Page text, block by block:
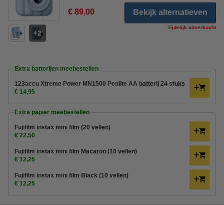
2
€ 89,00 Bekijk alternatieven
Tijdelijk uitverkocht
Extra batterijen meebestellen
123accu Xtreme Power MN1500 Penlite AA batterij 24 stuks
€ 14,95
Extra papier meebestellen
Fujifilm instax mini film (20 vellen)
€ 22,50
Fujifilm instax mini film Macaron (10 vellen)
€ 12,25
Fujifilm instax mini film Black (10 vellen)
€ 12,25